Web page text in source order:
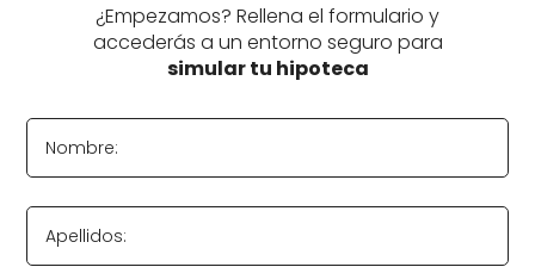
¿Empezamos? Rellena el formulario y
accederás a un entorno seguro para
simular tu hipoteca
Nombre:
Apellidos: